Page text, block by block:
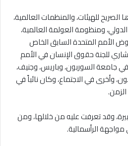
للهيئات، والمنظمات العالمية،
ومنظومة العولمة العالمية،
الأمم المتحدة السابق الخاص
للجنة حقوق الإنسان في الأمم
في جامعة السوربون، وباريس، وجنيف،
وأخرى في الاجتماع، وكان نائباً في
وقد تعرفت عليه من خلالها، ومن
الرأسمالية.